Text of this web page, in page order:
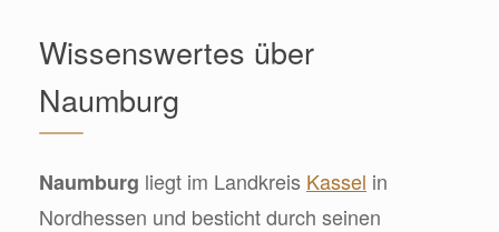
Wissenswertes über
Naumburg
Naumburg liegt im Landkreis Kassel in
Nordhessen und besticht durch seinen